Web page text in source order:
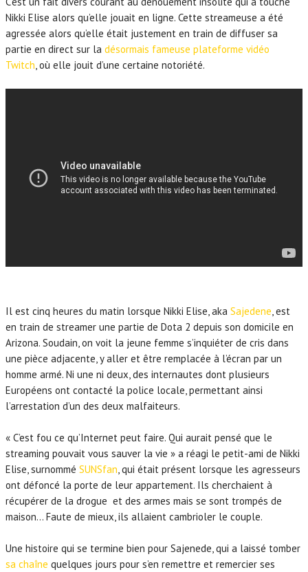
Nikki Elise alors qu’elle jouait en ligne. Cette streameuse a été
agressée alors qu’elle était justement en train de diffuser sa
partie en direct sur la désormais fameuse plateforme vidéo
Twitch, où elle jouit d’une certaine notoriété.
Il est cinq heures du matin lorsque Nikki Elise, aka Sajedene , est
en train de streamer une partie de Dota 2 depuis son domicile en
Arizona. Soudain, on voit la jeune femme s’inquiéter de cris dans
une pièce adjacente, y aller et être remplacée à l’écran par un
homme armé. Ni une ni deux, des internautes dont plusieurs
Européens ont contacté la police locale, permettant ainsi
l’arrestation d’un des deux malfaiteurs.
« C’est fou ce qu’Internet peut faire. Qui aurait pensé que le
streaming pouvait vous sauver la vie » a réagi le petit-ami de Nikki
Elise, surnommé SUNSfan , qui était présent lorsque les agresseurs
ont défoncé la porte de leur appartement. Ils cherchaient à
récupérer de la drogue et des armes mais se sont trompés de
maison… Faute de mieux, ils allaient cambrioler le couple.
Une histoire qui se termine bien pour Sajenede, qui a laissé tomber
sa chaîne quelques jours pour s’en remettre et remercier ses